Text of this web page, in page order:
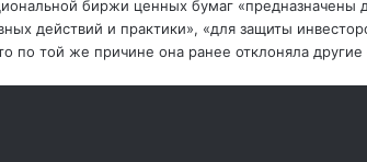
биржи ценных бумаг
действий и практики», «для защиты
по той же причине она ранее отклоняла